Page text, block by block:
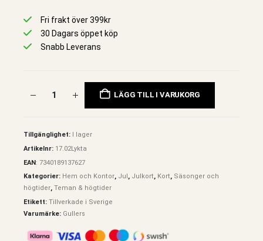
Fri frakt över 399kr
30 Dagars öppet köp
Snabb Leverans
LÄGG TILL I VARUKORG
Tillgänglighet:
I lager
Artikelnr: 17.02Lykta
EAN: 7340189137627
Kategorier: Hem och Kontor, Jul , Julkort, Kort, Säsonger och
högtider, Teman & högtider
Etikett: Tillverkade i Sverige
Varumärke: Gullers